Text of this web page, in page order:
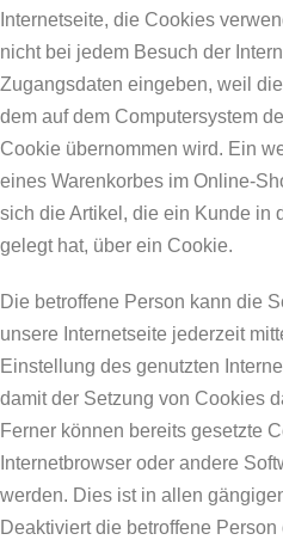
Internetseite, die Cookies
nicht bei jedem Besuch der
Zugangsdaten eingeben, weil
dem auf dem Computersystem
Cookie übernommen wird. Ein
eines Warenkorbes im Online-
sich die Artikel, die ein Kunde in
gelegt hat, über ein Cookie.
Die betroffene Person kann die
unsere Internetseite jederzeit
Einstellung des genutzten
damit der Setzung von Cookies
Ferner können bereits gesetzte
Internetbrowser oder andere
werden. Dies ist in allen
Deaktiviert die betroffene